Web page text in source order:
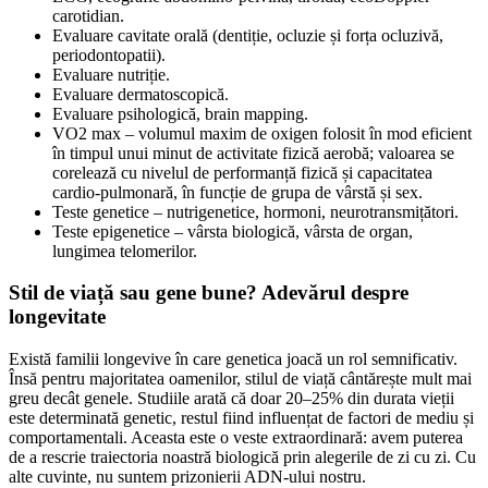
carotidian.
Evaluare cavitate orală (dentiție, ocluzie și forța ocluzivă,
periodontopatii).
Evaluare nutriție.
Evaluare dermatoscopică.
Evaluare psihologică, brain mapping.
VO2 max – volumul maxim de oxigen folosit în mod eficient
în timpul unui minut de activitate fizică aerobă; valoarea se
corelează cu nivelul de performanță fizică și capacitatea
cardio-pulmonară, în funcție de grupa de vârstă și sex.
Teste genetice – nutrigenetice, hormoni, neurotransmițători.
Teste epigenetice – vârsta biologică, vârsta de organ,
lungimea telomerilor.
Stil de viață sau gene bune? Adevărul despre
longevitate
Există familii longevive în care genetica joacă un rol semnificativ.
Însă pentru majoritatea oamenilor, stilul de viață cântărește mult mai
greu decât genele. Studiile arată că doar 20–25% din durata vieții
este determinată genetic, restul fiind influențat de factori de mediu și
comportamentali. Aceasta este o veste extraordinară: avem puterea
de a rescrie traiectoria noastră biologică prin alegerile de zi cu zi. Cu
alte cuvinte, nu suntem prizonierii ADN-ului nostru.